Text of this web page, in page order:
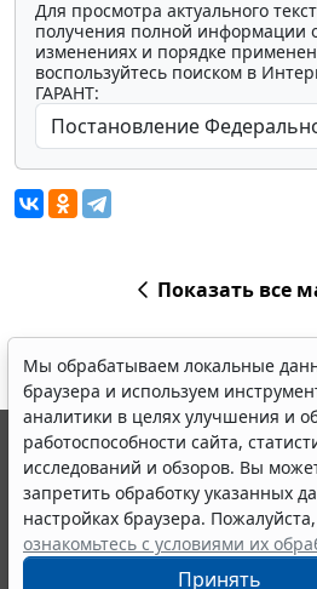
Для просмотра актуального
получения полной информации
изменениях и порядке
воспользуйтесь поиском в
ГАРАНТ:
Показать все
Мы обрабатываем локальные
браузера и используем
аналитики в целях улучшения и
работоспособности сайта,
исследований и обзоров. Вы
запретить обработку указанных
настройках браузера. Пожалуйста,
ознакомьтесь с условиями их
Принять
© ООО "НПП "ГАРАНТ-СЕРВИС",
выпускается с 1990 года.
являются участниками
информации ГАРАНТ.
Портал ГАРАНТ.РУ